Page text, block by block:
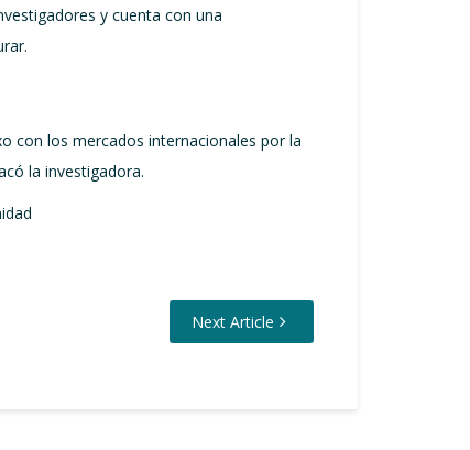
y cuenta con una
con los mercados internacionales por la
la investigadora.
Next Article